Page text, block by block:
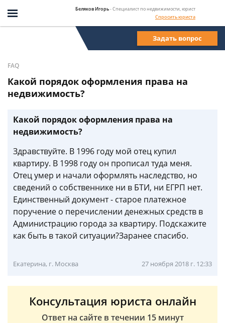
Беляков Игорь- Специалист по недвижимости, юрист
Спросить юриста
Задать вопрос
FAQ
Какой порядок оформления права на
недвижимость?
Какой порядок оформления права на
недвижимость?
Здравствуйте. В 1996 году мой отец купил
квартиру. В 1998 году он прописал туда меня.
Отец умер и начали оформлять наследство, но
сведений о собственнике ни в БТИ, ни ЕГРП нет.
Единственный документ - старое платежное
поручение о перечислении денежных средств в
Администрацию города за квартиру. Подскажите
как быть в такой ситуации?Заранее спасибо.
Екатерина, г. Москва 27 ноября 2018 г. 12:33
Консультация юриста онлайн
Ответ на сайте в течении 15 минут